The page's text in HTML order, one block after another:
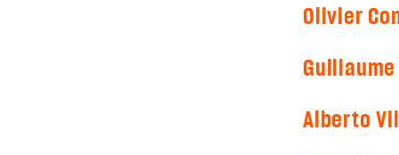
Olivier
Alberto